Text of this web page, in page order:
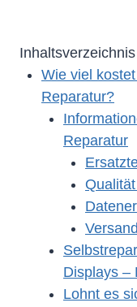
Inhaltsverzeichnis
Wie viel
Reparatur?
Reparatur
Displays –
Lohnt es